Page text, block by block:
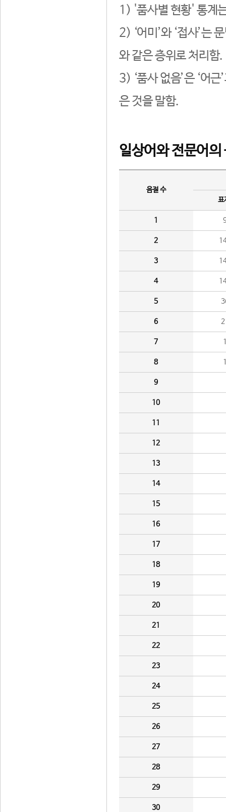
1) '품사별 현황' 통계
2) ‘어미’와 ‘접사’는
와 같은 층위로 처리함.
3) ‘품사 없음’은 ‘어
은 것을 말함.
일상어와 전문어의
음절 수
표
1
2
3
4
5
6
7
8
9
10
11
12
13
14
15
16
17
18
19
20
21
22
23
24
25
26
27
28
29
30